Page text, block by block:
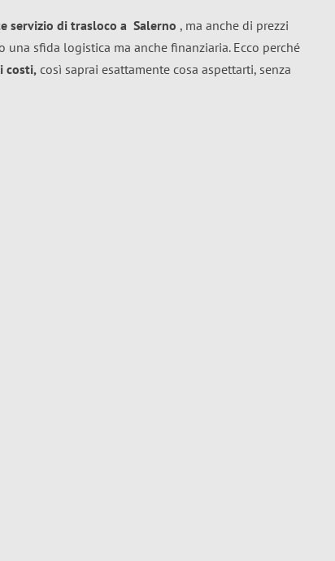
servizio di trasloco a Salerno , ma anche di prezzi
una sfida logistica ma anche finanziaria. Ecco perché
costi, così saprai esattamente cosa aspettarti, senza